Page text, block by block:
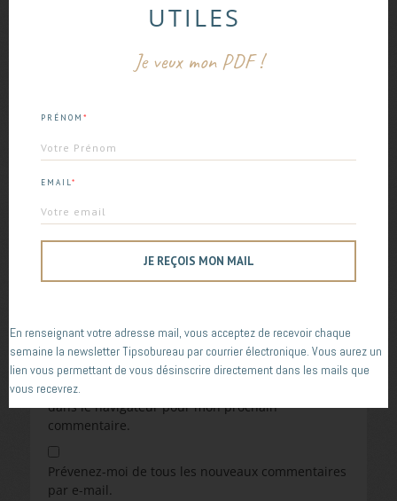
Enregistrer mon nom, mon e-mail et mon site
dans le navigateur pour mon prochain
commentaire.
Prévenez-moi de tous les nouveaux commentaires
par e-mail.
UTILES
Je veux mon PDF !
PRÉNOM *
EMAIL *
JE REÇOIS MON MAIL
En renseignant votre adresse mail, vous acceptez de recevoir chaque
semaine la newsletter Tipsobureau par courrier électronique. Vous aurez un
lien vous permettant de vous désinscrire directement dans les mails que
vous recevrez.